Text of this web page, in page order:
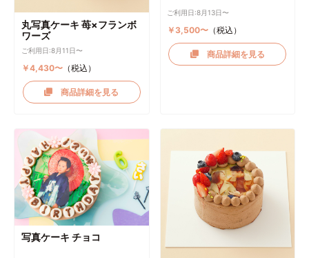
丸写真ケーキ 苺×フランボ
ワーズ
ご利用日:8月11日〜
￥4,430〜（税込）
商品詳細を見る
ご利用日:8月13日〜
￥3,500〜 （税込）
商品詳細を見る
写真ケーキ チョコ